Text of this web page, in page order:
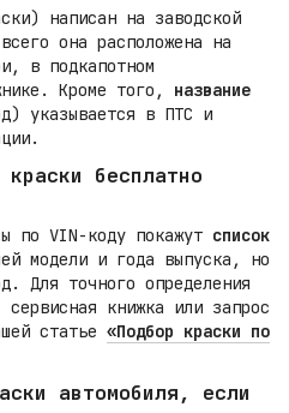
написан на заводской
она расположена на
в подкапотном
Кроме того, название
указывается в ПТС и
бесплатно
по VIN-коду покажут список
модели и года выпуска, но
Для точного определения
книжка или запрос
статье «Подбор краски по
автомобиля, если